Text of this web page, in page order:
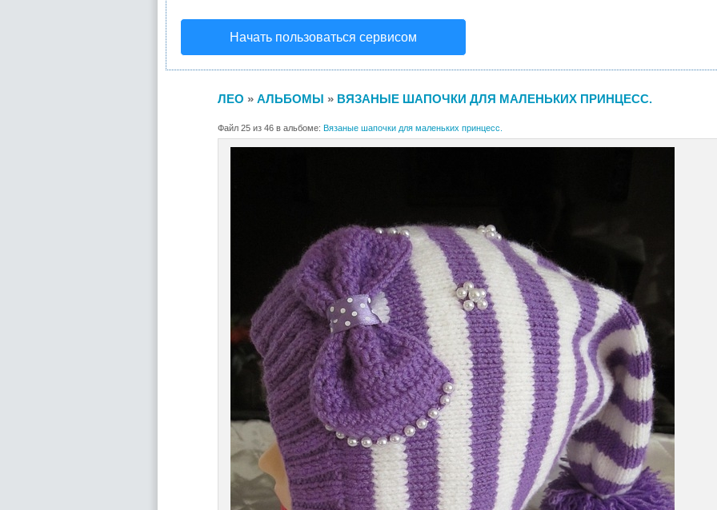
Начать пользоваться сервисом
ЛЕО » АЛЬБОМЫ » ВЯЗАНЫЕ ШАПОЧКИ ДЛЯ МАЛЕНЬКИХ ПРИНЦЕСС.
Файл 25 из 46 в альбоме: Вязаные шапочки для маленьких принцесс.